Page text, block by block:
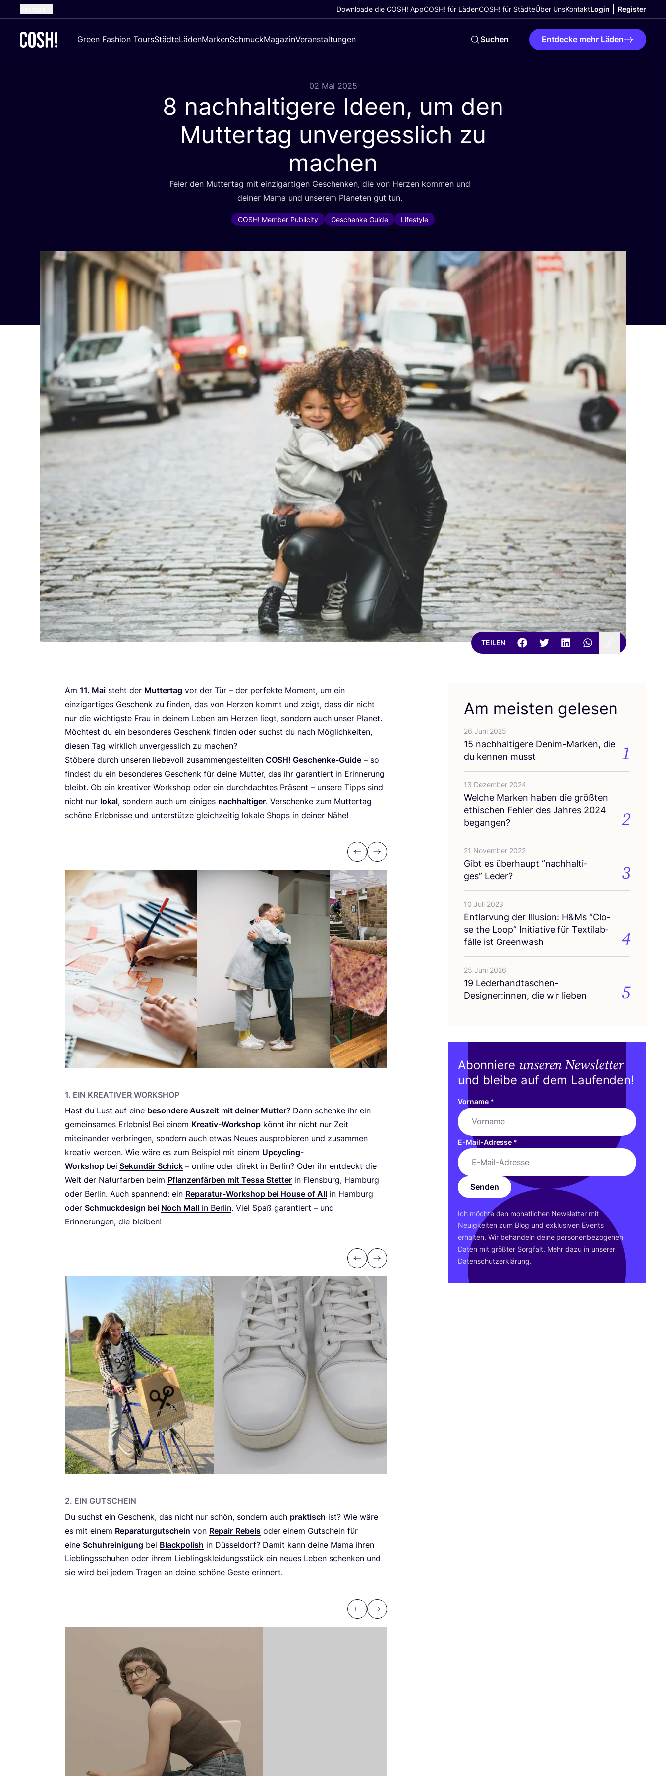
Dutch
Downloade die COSH! AppCOSH! für LädenCOSH! für StädteÜber UnsKontaktLogin Register
Green Fashion ToursStädteLädenMarkenSchmuckMagazinVeranstaltungen Suchen Entdecke mehr Läden
02 Mai 2025
8 nachhaltigere Ideen, um den
Muttertag unvergesslich zu
machen
Fei­er den Mut­ter­tag mit ein­zig­ar­ti­gen Geschen­ken, die von Her­zen kom­men und
dei­ner Mama und unse­rem Pla­ne­ten gut tun.
COSH! Member Publicity Geschenke Guide Lifestyle
TEILEN
Am 11. Mai steht der Mut­ter­tag vor der Tür – der per­fek­te Moment, um ein
ein­zig­ar­ti­ges Geschenk zu fin­den, das von Her­zen kommt und zeigt, dass dir nicht
nur die wich­tigs­te Frau in dei­nem Leben am Her­zen liegt, son­dern auch unser Pla­net.
Möch­test du ein beson­de­res Geschenk fin­den oder suchst du nach Mög­lich­kei­ten,
die­sen Tag wirk­lich unver­gess­lich zu machen?
Stö­be­re durch unse­ren lie­be­voll zusam­men­ge­stell­ten COSH! Geschen­ke-Gui­de – so
fin­dest du ein beson­de­res Geschenk für dei­ne Mut­ter, das ihr garan­tiert in Erin­ne­rung
bleibt. Ob ein krea­ti­ver Work­shop oder ein durch­dach­tes Prä­sent – unse­re Tipps sind
nicht nur lokal, son­dern auch um eini­ges nach­hal­ti­ger. Ver­schen­ke zum Mut­ter­tag
schö­ne Erleb­nis­se und unter­stüt­ze gleich­zei­tig loka­le Shops in dei­ner Nähe!
Previous
Next
1. EIN KREA­TI­VER WORKSHOP
Hast du Lust auf eine beson­de­re Aus­zeit mit dei­ner Mut­ter? Dann schen­ke ihr ein
gemein­sa­mes Erleb­nis! Bei einem Krea­tiv-Work­shop könnt ihr nicht nur Zeit
mit­ein­an­der ver­brin­gen, son­dern auch etwas Neu­es aus­pro­bie­ren und zusam­men
krea­tiv wer­den. Wie wäre es zum Bei­spiel mit einem Upcy­cling-
Work­shop bei Sekun­där Schick – online oder direkt in Ber­lin? Oder ihr ent­deckt die
Welt der Natur­far­ben beim Pflan­zen­fär­ben mit Tes­sa Stet­ter in Flens­burg, Ham­burg
oder Ber­lin. Auch span­nend: ein Repa­ra­tur-Work­shop bei House of All in Ham­burg
oder Schmuck­de­sign bei Noch Mall in Ber­lin. Viel Spaß garan­tiert – und
Erin­ne­run­gen, die bleiben!
Previous
Next
2. EIN GUTSCHEIN
Du suchst ein Geschenk, das nicht nur schön, son­dern auch prak­tisch ist? Wie wäre
es mit einem Repa­ra­tur­gut­schein von Repair Rebels oder einem Gut­schein für
eine Schuh­rei­ni­gung bei Black­po­lish in Düs­sel­dorf? Damit kann dei­ne Mama ihren
Lieb­lings­schu­hen oder ihrem Lieb­lings­klei­dungs­stück ein neu­es Leben schen­ken und
sie wird bei jedem Tra­gen an dei­ne schö­ne Ges­te erinnert.
Previous
Next
Am meisten gelesen
26 Juni 2025
15 nach­hal­ti­ge­re Den­im-Mar­ken, die
du ken­nen musst
1
13 Dezember 2024
Wel­che Mar­ken haben die größ­ten
ethi­schen Feh­ler des Jah­res 2024
begangen?
2
21 November 2022
Gibt es über­haupt “nach­hal­ti­
ges” Leder?
3
10 Juli 2023
Ent­lar­vung der Illu­si­on: H&Ms “Clo­
se the Loop” Initia­ti­ve für Tex­til­ab­
fäl­le ist Greenwash
4
25 Juni 2026
19 Lederhandtaschen-
Designer:innen, die wir lieben
5
Abonniere unseren Newsletter
und bleibe auf dem Laufenden!
Vorname *
E-Mail-Adresse *
Senden
Ich möch­te den monat­li­chen News­let­ter mit
Neu­ig­kei­ten zum Blog und exklu­si­ven Events
erhal­ten. Wir behan­deln dei­ne per­so­nen­be­zo­ge­nen
Daten mit größ­ter Sorg­falt. Mehr dazu in unse­rer
Daten­schutz­er­klä­rung.